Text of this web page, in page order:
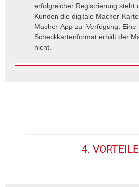
erfolgreicher Registrierung steht
Kunden die digitale Macher-
Macher-App zur Verfügung. Eine
Scheckkartenformat erhält der
nicht.
4. VORTEILE